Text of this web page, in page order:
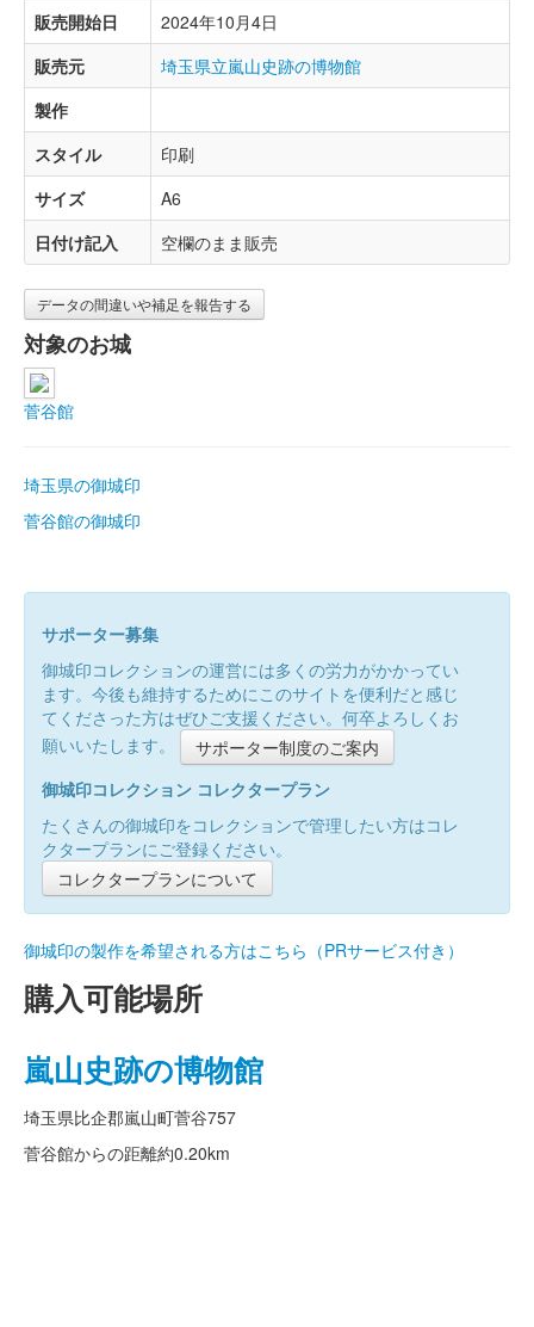
販売開始日
2024年10月4日
販売元
埼玉県立嵐山史跡の博物館
製作
スタイル
印刷
サイズ
A6
日付け記入
空欄のまま販売
データの間違いや補足を報告する
対象のお城
菅谷館
埼玉県の御城印
菅谷館の御城印
サポーター募集
御城印コレクションの運営には多くの労力がかかってい
ます。今後も維持するためにこのサイトを便利だと感じ
てくださった方はぜひご支援ください。何卒よろしくお
願いいたします。
サポーター制度のご案内
御城印コレクション コレクタープラン
たくさんの御城印をコレクションで管理したい方はコレ
クタープランにご登録ください。
コレクタープランについて
御城印の製作を希望される方はこちら（PRサービス付き）
購入可能場所
嵐山史跡の博物館
埼玉県比企郡嵐山町菅谷757
菅谷館からの距離約0.20km